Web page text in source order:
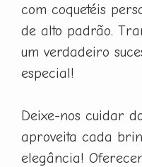
com coquetéis
de alto padrão.
um verdadeiro
especial!
Deixe-nos cuidar
aproveita cada
elegância!